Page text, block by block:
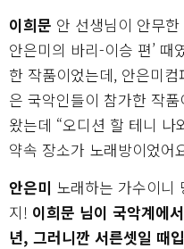
이희문 안 선생님이 안무
안은미의 바리-이승 편’
한 작품이었는데, 안은미
은 국악인들이 참가한 작
왔는데 “오디션 할 테니 나
약속 장소가 노래방이었어
안은미 노래하는 가수이니
지! 이희문 님이 국악계에
년, 그러니깐 서른셋일 때